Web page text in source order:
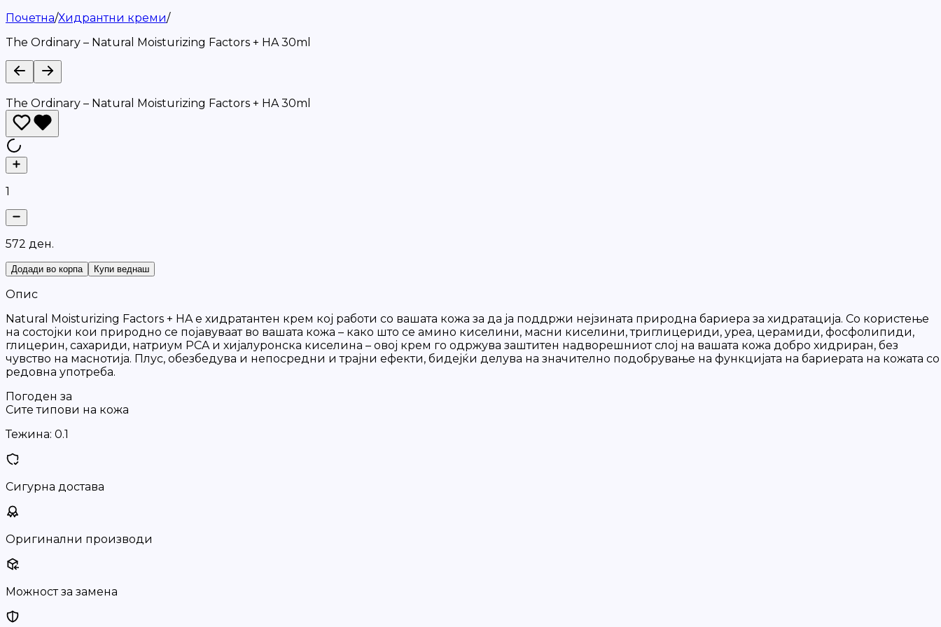
Почетна/Хидрантни креми/
The Ordinary – Natural Moisturizing Factors + HA 30ml
The Ordinary – Natural Moisturizing Factors + HA 30ml
1
572 ден.
Додади во корпа Купи веднаш
Опис
Natural Moisturizing Factors + HA е хидратантен крем кој работи со вашата кожа за да ја поддржи нејзината природна бариера за хидратација. Со користење
на состојки кои природно се појавуваат во вашата кожа – како што се амино киселини, масни киселини, триглицериди, уреа, церамиди, фосфолипиди,
глицерин, сахариди, натриум PCA и хијалуронска киселина – овој крем го одржува заштитен надворешниот слој на вашата кожа добро хидриран, без
чувство на маснотија. Плус, обезбедува и непосредни и трајни ефекти, бидејќи делува на значително подобрување на функцијата на бариерата на кожата со
редовна употреба.
Погоден за
Сите типови на кожа
Тежина: 0.1
Сигурна достава
Оригинални производи
Можност за замена